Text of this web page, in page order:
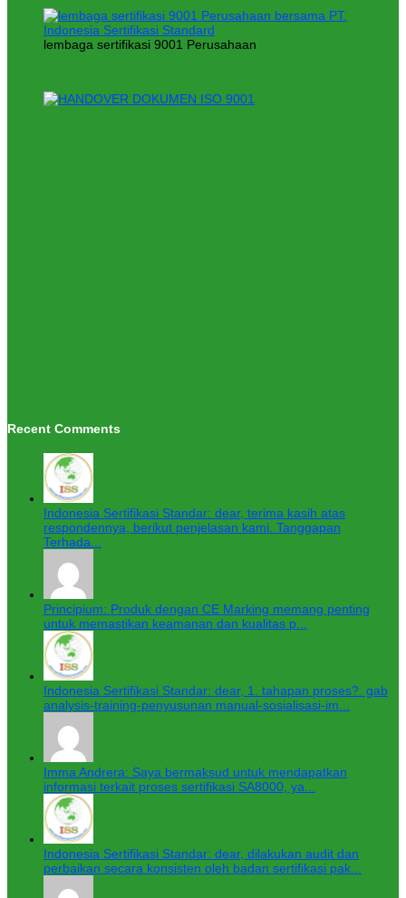
lembaga sertifikasi 9001 Perusahaan
Recent Comments
Indonesia Sertifikasi Standar: dear, terima kasih atas
respondennya, berikut penjelasan kami. Tanggapan
Terhada...
Principium: Produk dengan CE Marking memang penting
untuk memastikan keamanan dan kualitas p...
Indonesia Sertifikasi Standar: dear, 1. tahapan proses?. gab
analysis-training-penyusunan manual-sosialisasi-im...
Imma Andrera: Saya bermaksud untuk mendapatkan
informasi terkait proses sertifikasi SA8000, ya...
Indonesia Sertifikasi Standar: dear, dilakukan audit dan
perbaikan secara konsisten oleh badan sertifikasi pak...